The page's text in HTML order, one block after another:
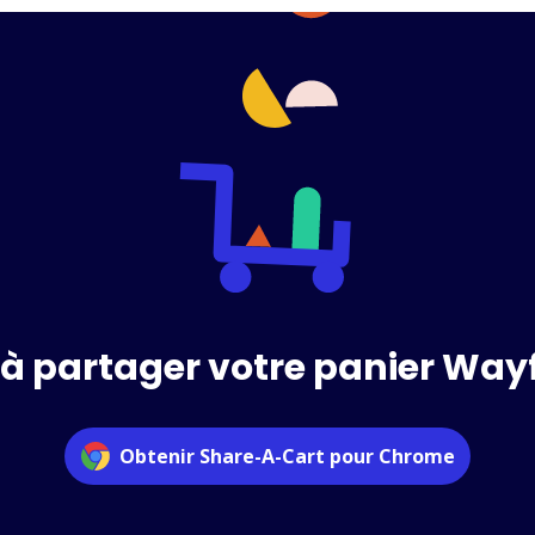
partager votre panier
Obtenir Share-A-Cart pour Chrome